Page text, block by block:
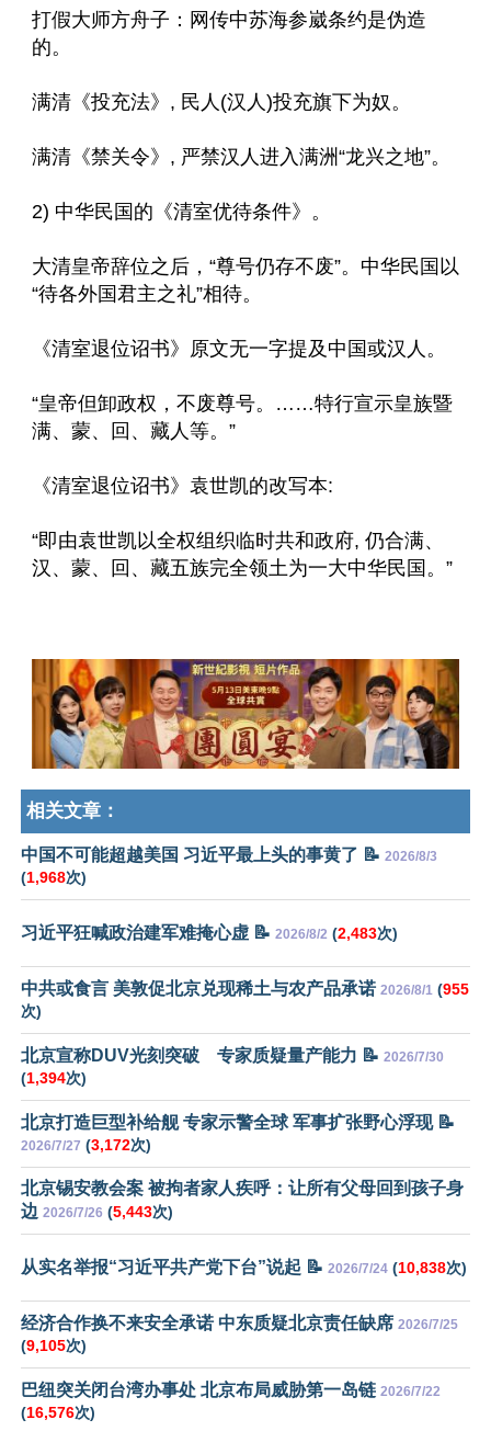
打假大师方舟子：网传中苏海参崴条约是伪造
的。
满清《投充法》, 民人(汉人)投充旗下为奴。
满清《禁关令》, 严禁汉人进入满洲“龙兴之地”。
2) 中华民国的《清室优待条件》。
大清皇帝辞位之后，“尊号仍存不废”。中华民国以
“待各外国君主之礼”相待。
《清室退位诏书》原文无一字提及中国或汉人。
“皇帝但卸政权，不废尊号。……特行宣示皇族暨
满、蒙、回、藏人等。”
《清室退位诏书》袁世凯的改写本:
“即由袁世凯以全权组织临时共和政府, 仍合满、
汉、蒙、回、藏五族完全领土为一大中华民国。”
相关文章：
中国不可能超越美国 习近平最上头的事黄了 📝 2026/8/3
(1,968次)
习近平狂喊政治建军难掩心虚 📝 2026/8/2 (2,483次)
中共或食言 美敦促北京兑现稀土与农产品承诺 2026/8/1 (955
次)
北京宣称DUV光刻突破 专家质疑量产能力 📝 2026/7/30
(1,394次)
北京打造巨型补给舰 专家示警全球 军事扩张野心浮现 📝
2026/7/27 (3,172次)
北京锡安教会案 被拘者家人疾呼：让所有父母回到孩子身
边 2026/7/26 (5,443次)
从实名举报“习近平共产党下台”说起 📝 2026/7/24 (10,838次)
经济合作换不来安全承诺 中东质疑北京责任缺席 2026/7/25
(9,105次)
巴纽突关闭台湾办事处 北京布局威胁第一岛链 2026/7/22
(16,576次)